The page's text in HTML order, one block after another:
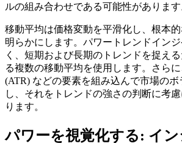
ルの組み合わせである可能性があります
移動平均は価格変動を平滑化し、根本
明らかにします。パワートレンドイン
く、短期および長期のトレンドを捉え
る複数の移動平均を使用します。さら
(ATR) などの要素を組み込んで市場の
し、それをトレンドの強さの判断に考
ります。
パワーを視覚化する: イ